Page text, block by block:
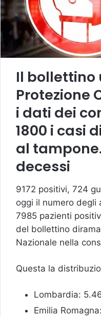
Il bollettino
Protezione
i dati dei
1800 i casi
al
decessi
9172 positivi, 724
oggi il numero degli
7985 pazienti
del bollettino
Nazionale nella
Questa la
Lombardia:
Emilia